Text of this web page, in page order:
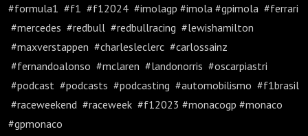
#formula1 #f1 #f12024 #imolagp #imola #gpimola #ferrari
#mercedes #redbull #redbullracing #lewishamilton
#maxverstappen #charlesleclerc #carlossainz
#fernandoalonso #mclaren #landonorris #oscarpiastri
#podcast #podcasts #podcasting #automobilismo #f1brasil
#raceweekend #raceweek #f12023 #monacogp #monaco
#gpmonaco